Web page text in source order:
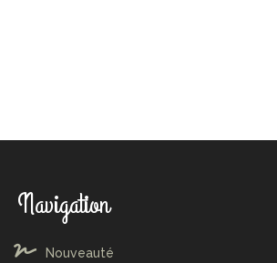
Navigation
Nouveauté